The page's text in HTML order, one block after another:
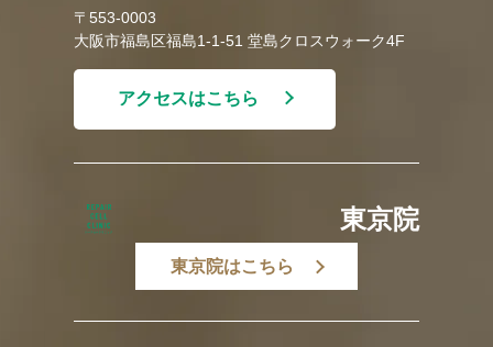
〒553-0003
大阪市福島区福島1-1-51 堂島クロスウォーク4F
アクセスはこちら
東京院
東京院はこちら